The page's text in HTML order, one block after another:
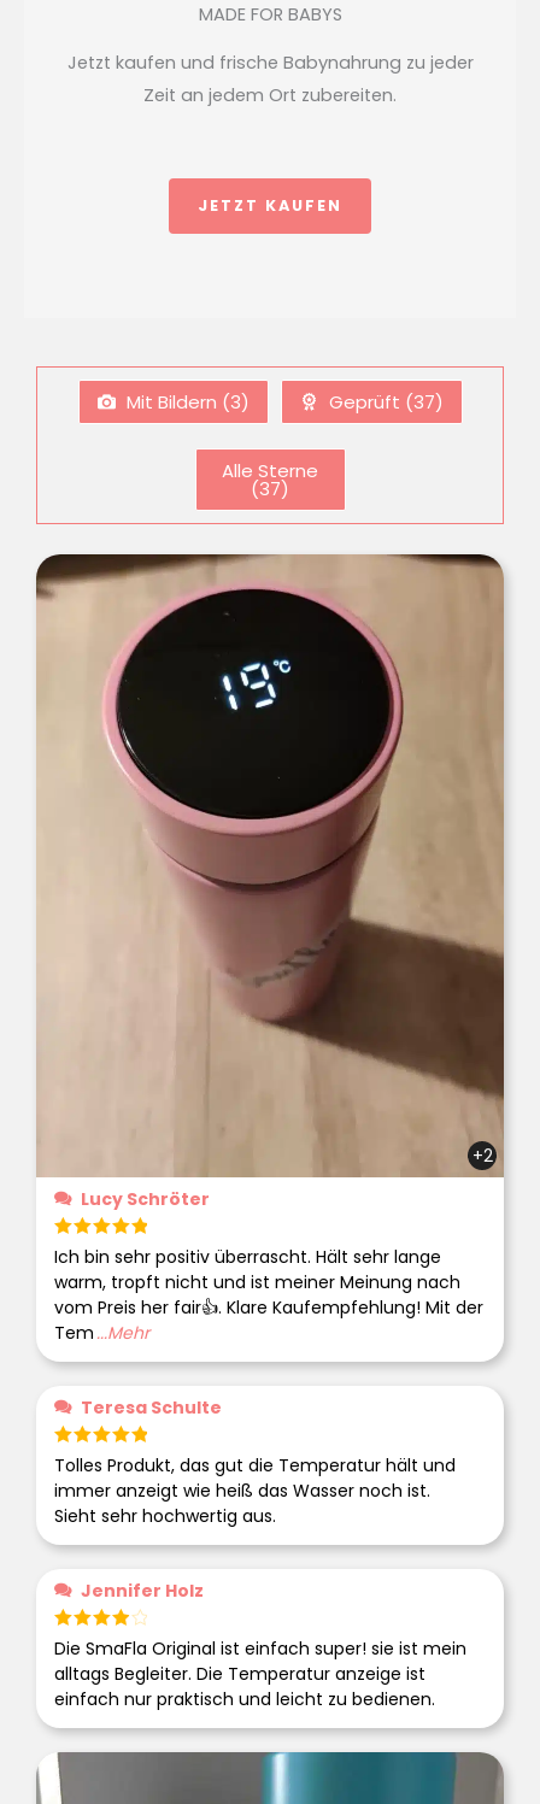
MADE FOR BABYS
Jetzt kaufen und frische Babynahrung zu jeder
Zeit an jedem Ort zubereiten.
JETZT KAUFEN
Mit Bildern (3) Geprüft (37)
Alle Sterne
(37)
+2
Lucy Schröter
Bewertet
mit5von 5
Ich bin sehr positiv überrascht. Hält sehr lange
warm, tropft nicht und ist meiner Meinung nach
vom Preis her fair👍. Klare Kaufempfehlung! Mit der
Tem ...Mehr
Teresa Schulte
Bewertet
mit5von 5
Tolles Produkt, das gut die Temperatur hält und
immer anzeigt wie heiß das Wasser noch ist.
Sieht sehr hochwertig aus.
Jennifer Holz
Bewertet
mit 4
von 5
Die SmaFla Original ist einfach super! sie ist mein
alltags Begleiter. Die Temperatur anzeige ist
einfach nur praktisch und leicht zu bedienen.